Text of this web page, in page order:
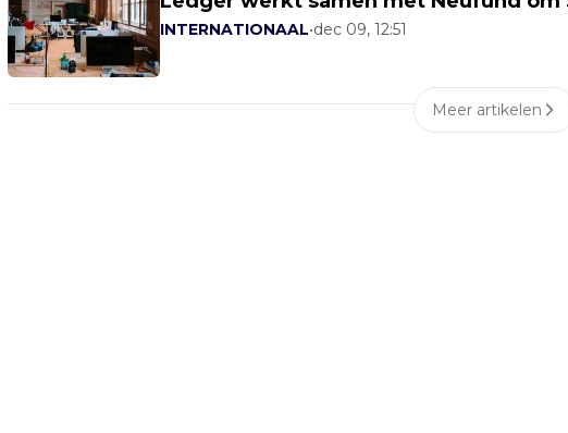
INTERNATIONAAL•dec 09, 12:51
Meer artikelen